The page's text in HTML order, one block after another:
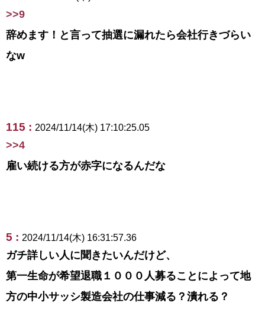
>>9
辞めます！と言って抽選に漏れたら会社行きづらい
なw
115 : 2024/11/14(木) 17:10:25.05
>>4
雇い続ける方が赤字になるんだな
5 : 2024/11/14(木) 16:31:57.36
ガチ詳しい人に聞きたいんだけど、
第一生命が希望退職１０００人募ることによって地
方の中小サッシ製造会社の仕事減る？潰れる？